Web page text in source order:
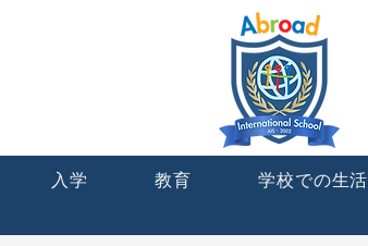
入学 教育 学校での生活